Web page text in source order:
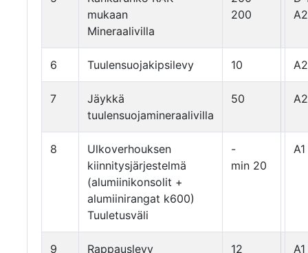
mukaan
Mineraalivilla
200
6 Tuulensuojakipsilevy 10
7
Jäykkä
tuulensuojamineraalivilla
50
8
Ulkoverhouksen
kiinnitysjärjestelmä
(alumiinikonsolit +
alumiinirangat k600)
Tuuletusväli
-
min 20
A1
9 Rappauslevy 12 A1